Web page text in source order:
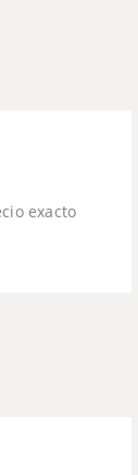
exacto